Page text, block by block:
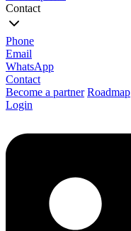
Contact
Phone
Email
WhatsApp
Contact
Become a partner Roadmap
Login